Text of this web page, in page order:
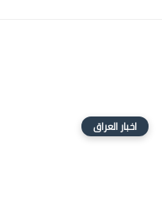
اخبار العراق